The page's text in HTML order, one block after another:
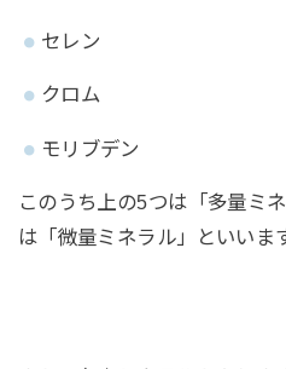
セレン
クロム
モリブデン
このうち上の5つは「多量ミ
は「微量ミネラル」といいま